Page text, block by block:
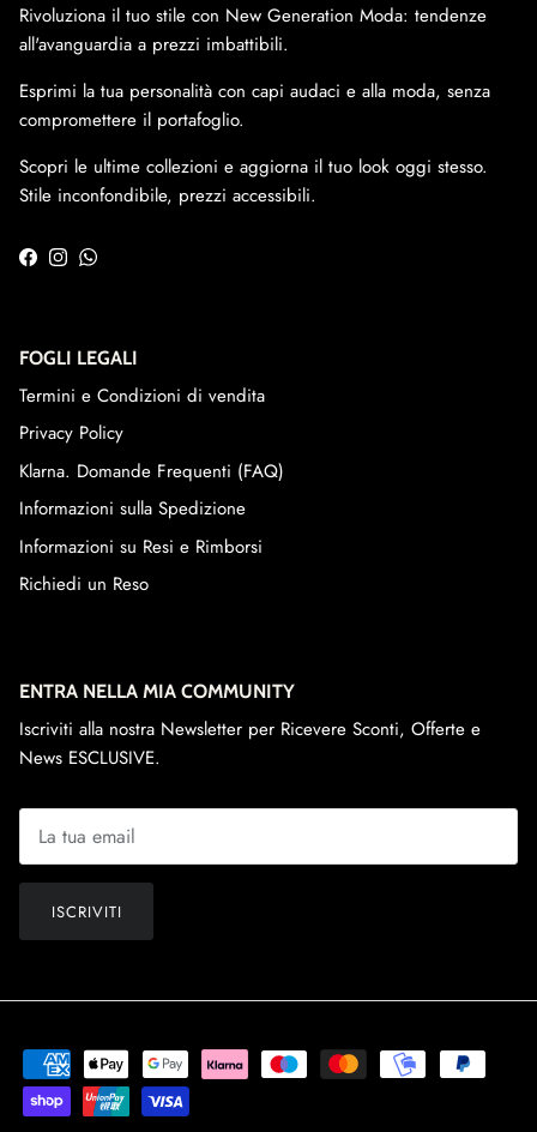
Rivoluziona il tuo stile con New Generation Moda: tendenze
all'avanguardia a prezzi imbattibili.
Esprimi la tua personalità con capi audaci e alla moda, senza
compromettere il portafoglio.
Scopri le ultime collezioni e aggiorna il tuo look oggi stesso.
Stile inconfondibile, prezzi accessibili.
Facebook
InstagramWhatsApp
FOGLI LEGALI
Termini e Condizioni di vendita
Privacy Policy
Klarna. Domande Frequenti (FAQ)
Informazioni sulla Spedizione
Informazioni su Resi e Rimborsi
Richiedi un Reso
ENTRA NELLA MIA COMMUNITY
Iscriviti alla nostra Newsletter per Ricevere Sconti, Offerte e
News ESCLUSIVE.
ISCRIVITI